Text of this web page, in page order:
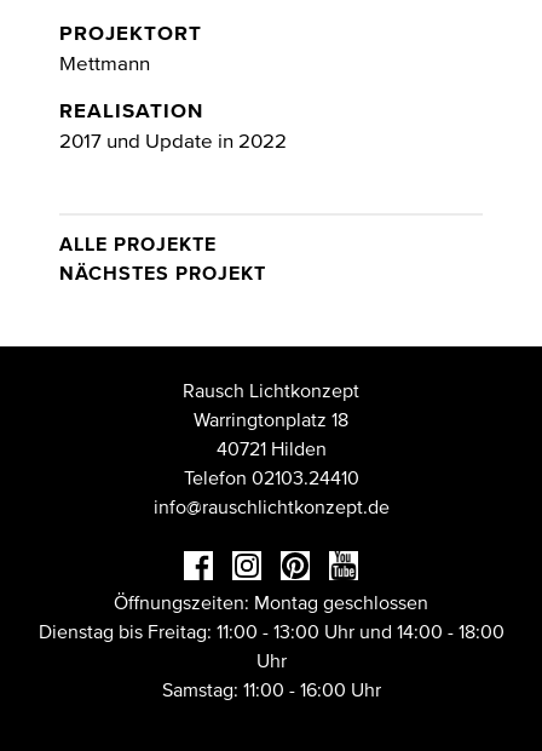
PROJEKTORT
Mettmann
REALISATION
2017 und Update in 2022
ALLE PROJEKTE
NÄCHSTES PROJEKT
Rausch Lichtkonzept
Warringtonplatz 18
40721 Hilden
Telefon 02103.24410
info@rauschlichtkonzept.de
Öffnungszeiten: Montag geschlossen
Dienstag bis Freitag: 11:00 - 13:00 Uhr und 14:00 - 18:00
Uhr
Samstag: 11:00 - 16:00 Uhr